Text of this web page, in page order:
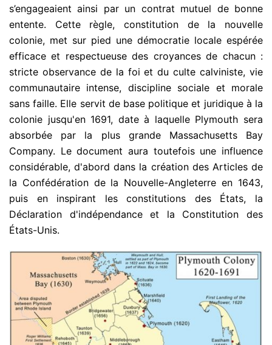
s’engageaient ainsi par un contrat mutuel de bonne
entente. Cette règle, constitution de la nouvelle
colonie, met sur pied une démocratie locale espérée
efficace et respectueuse des croyances de chacun :
stricte observance de la foi et du culte calviniste, vie
communautaire intense, discipline sociale et morale
sans faille. Elle servit de base politique et juridique à la
colonie jusqu'en 1691, date à laquelle Plymouth sera
absorbée par la plus grande Massachusetts Bay
Company. Le document aura toutefois une influence
considérable, d'abord dans la création des Articles de
la Confédération de la Nouvelle-Angleterre en 1643,
puis en inspirant les constitutions des États, la
Déclaration d'indépendance et la Constitution des
États-Unis.